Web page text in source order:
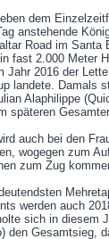
dem
anstehende
Road im Santa
fast 2.000 Meter
Jahr 2016 der
landete. Damals
Alaphilippe
späteren
auch bei den
wogegen zum
zum Zug
werden auch
sich in diesem
den Gesamtsieg,